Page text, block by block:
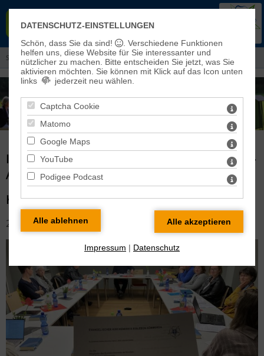
EISLEBEN-SÖMMERDA
Sie sind hier:Aktuelles> Informationen aus dem Kreiskirchenrat
INFORMATIONEN AUS DEM KREISKIRCHENRAT -
ARCHIV
KREISKIRCHENRAT IM APRIL
24.04.2023
DATENSCHUTZ-EINSTELLUNGEN
Schön, dass Sie da sind!
. Verschiedene Funktionen
helfen uns, diese Website für Sie interessanter und
nützlicher zu machen.
Bitte entscheiden Sie jetzt, was Sie
aktivieren möchten. Sie können mit Klick auf das Icon unten
links
jederzeit neu wählen.
Captcha Cookie
Matomo
Google Maps
YouTube
Podigee Podcast
Impressum | Datenschutz